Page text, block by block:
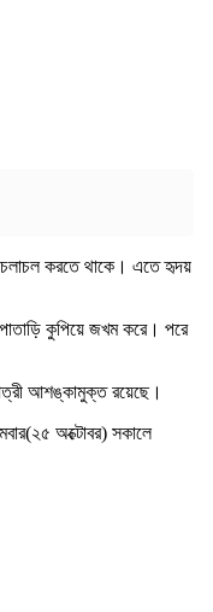
চলাচল করতে থাকে। এতে হৃদয়
কুপিয়ে জখম করে। পরে
আশঙ্কামুক্ত রয়েছে।
অক্টোবর) সকালে